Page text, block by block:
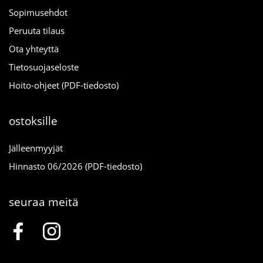
Sopimusehdot
Peruuta tilaus
Ota yhteyttä
Tietosuojaseloste
Hoito-ohjeet (PDF-tiedosto)
ostoksille
Jälleenmyyjät
Hinnasto 06/2026 (PDF-tiedosto)
seuraa meitä